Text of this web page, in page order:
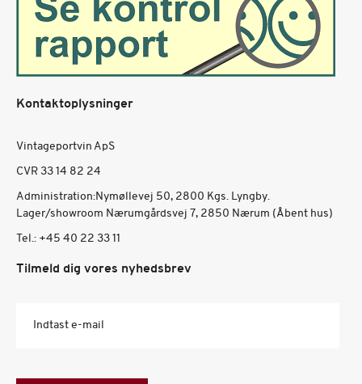
Kontaktoplysninger
Vintageportvin ApS
CVR 33 14 82 24
Administration:Nymøllevej 50, 2800 Kgs. Lyngby.
Lager/showroom Nærumgårdsvej 7, 2850 Nærum (Åbent hus)
Tel.: +45 40 22 33 11
Tilmeld dig vores nyhedsbrev
Indtast e-mail